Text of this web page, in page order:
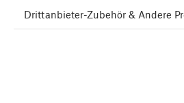
Drittanbieter-Zubehör & Andere